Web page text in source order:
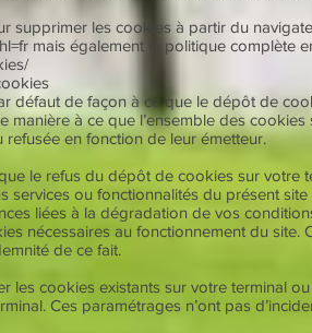
supprimer les cookies à partir du
mais également la politique complète
défaut de façon à ce que le dépôt de
à ce que l’ensemble des
en fonction de leur émetteur.
le refus du dépôt de cookies sur votre
services ou fonctionnalités du présent
liées à la dégradation de vos
nécessaires au fonctionnement du site.
de ce fait.
les cookies existants sur votre terminal
Ces paramétrages n’ont pas